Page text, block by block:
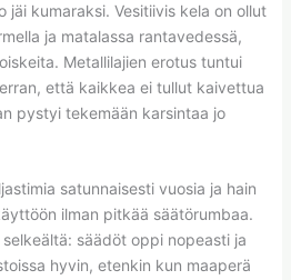
jäi kumaraksi. Vesitiivis kela on ollut
ja matalassa rantavedessä,
Metallilajien erotus tuntui
että kaikkea ei tullut kaivettua
pystyi tekemään karsintaa jo
satunnaisesti vuosia ja hain
ilman pitkää säätörumbaa.
säädöt oppi nopeasti ja
hyvin, etenkin kun maaperä